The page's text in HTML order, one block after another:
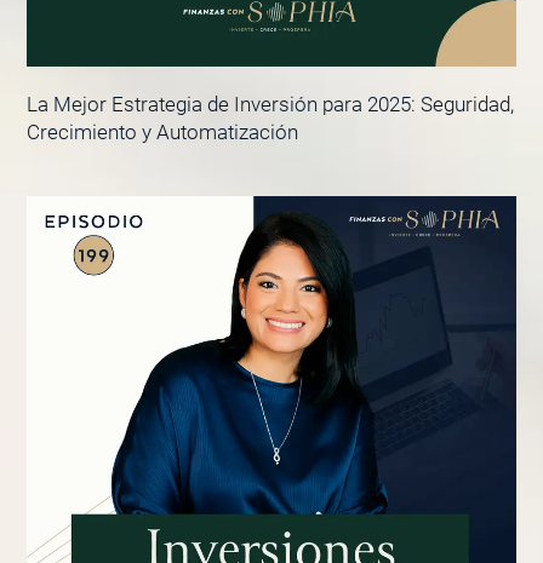
La Mejor Estrategia de Inversión para 2025: Seguridad,
Crecimiento y Automatización